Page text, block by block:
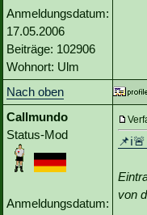
Anmeldungsdatum:
17.05.2006
Beiträge: 102906
Wohnort: Ulm
Nach oben
Callmundo
Status-Mod
Anmeldungsdatum:
von